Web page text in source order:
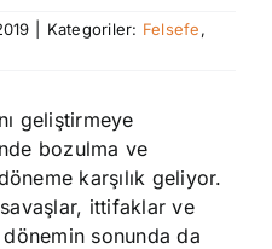
Kategoriler: Felsefe,
geliştirmeye
bozulma ve
karşılık geliyor.
ittifaklar ve
sonunda da